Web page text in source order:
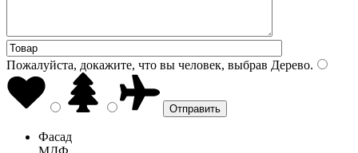
Пожалуйста, докажите, что вы человек, выбрав Дерево.
Фасад